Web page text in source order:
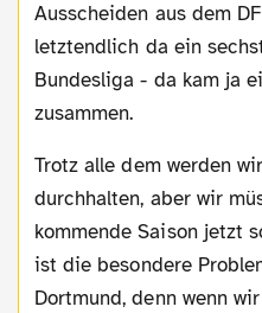
Ausscheiden aus dem
letztendlich da ein
Bundesliga - da kam ja
zusammen.
Trotz alle dem werden wir es in diesem Jahr
durchhalten, aber wir
kommende Saison jetzt
ist die besondere
Dortmund, denn wenn